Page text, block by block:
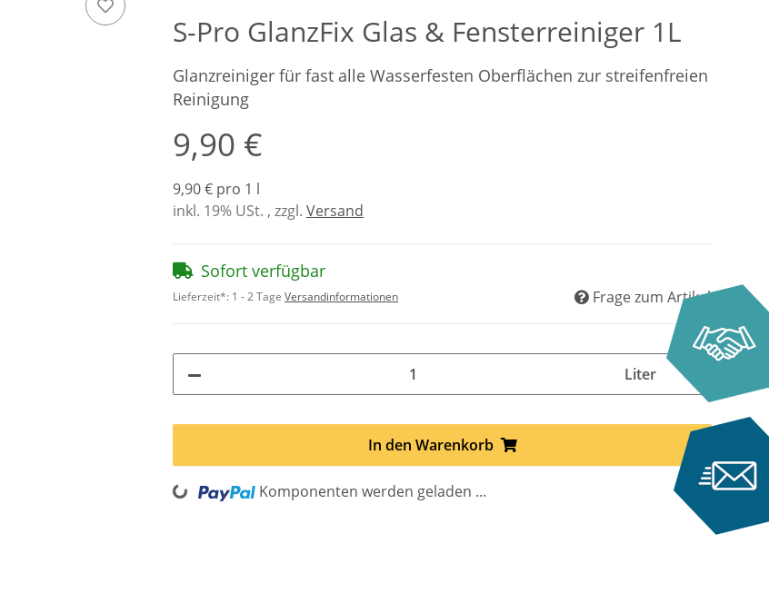
S-Pro GlanzFix Glas & Fensterreiniger 1L
Glanzreiniger für fast alle Wasserfesten Oberflächen zur streifenfreien
Reinigung
9,90 €
9,90 € pro 1 l
inkl. 19% USt. , zzgl. Versand
Sofort verfügbar
Lieferzeit*: 1 - 2 Tage Versandinformationen Frage zum Artikel
Liter
In den Warenkorb
Loading... Komponenten werden geladen ...